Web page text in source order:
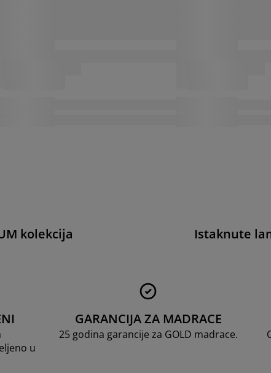
kolekcija Istaknute
u
GARANCIJA ZA MADRACE
25 godina garancije za GOLD madrace.